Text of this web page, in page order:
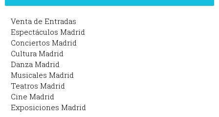
Venta de Entradas
Espectáculos Madrid
Conciertos Madrid
Cultura Madrid
Danza Madrid
Musicales Madrid
Teatros Madrid
Cine Madrid
Exposiciones Madrid